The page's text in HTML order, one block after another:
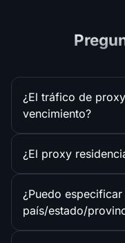
¿El tráfico de
vencimiento?
¿El proxy
¿Puedo especificar
país/estado/